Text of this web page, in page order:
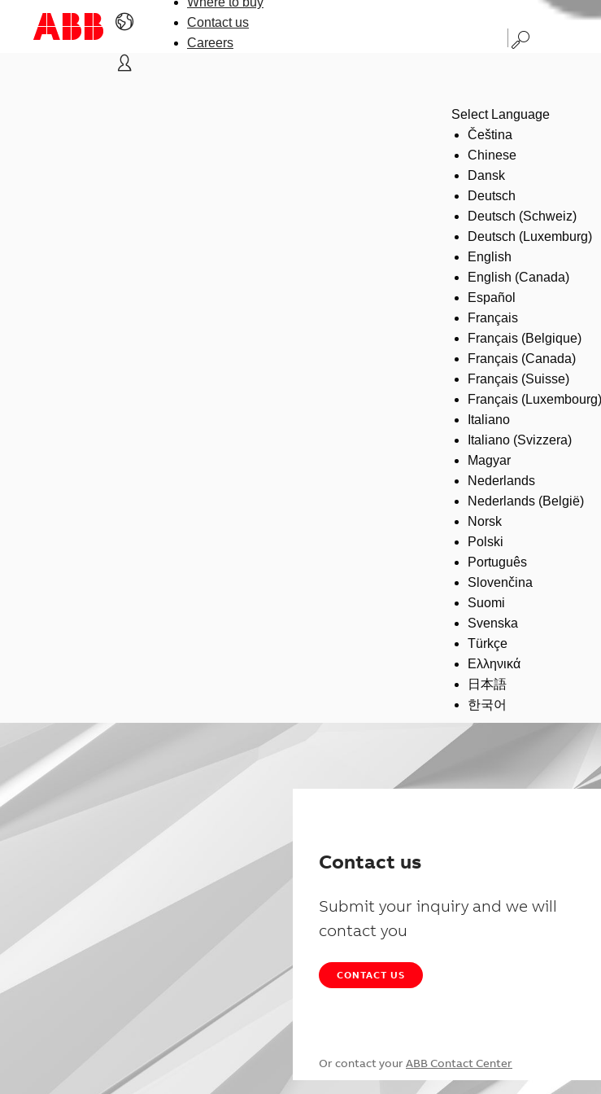
Contact us
Careers
Select Language
Čeština
Chinese
Dansk
Deutsch
Deutsch (Schweiz)
Deutsch (Luxemburg)
English
English (Canada)
Español
Français
Français (Belgique)
Français (Canada)
Français (Suisse)
Français (Luxembourg)
Italiano
Italiano (Svizzera)
Magyar
Nederlands
Nederlands (België)
Norsk
Polski
Português
Slovenčina
Suomi
Svenska
Türkçe
Ελληνικά
日本語
한국어
Contact us
Submit your inquiry and we will
contact you
CONTACT US
Or contact your ABB Contact Center